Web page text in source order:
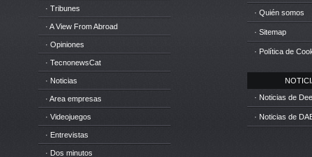
· Tribunes
· A View From Abroad
· Opiniones
· TecnonewsCat
· Noticias
· Area empresas
· Videojuegos
· Entrevistas
· Dos minutos
· Quién somos
· Sitemap
· Política de
· Noticias de
· Noticias de